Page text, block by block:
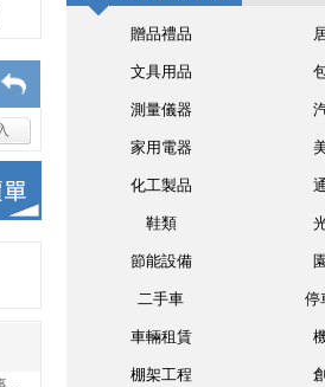
贈品禮品
文具用品
測量儀器
家用電器
化工製品
鞋類
節能設備
二手車 停
車輛租賃
棚架工程